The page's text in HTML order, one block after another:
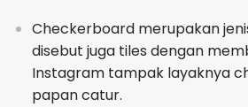
Checkerboard merupakan
disebut juga tiles dengan
Instagram tampak layaknya
papan catur.